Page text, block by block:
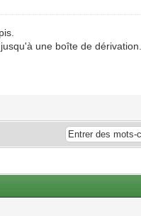
une boîte de